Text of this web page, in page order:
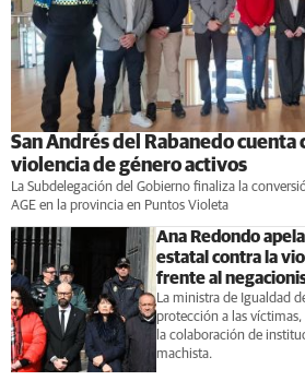
San Andrés del Rabanedo cuenta
violencia de género activos
La Subdelegación del Gobierno finaliza la
AGE en la provincia en Puntos Violeta
Ana Redondo
estatal contra la
frente al
La ministra de Igualdad
protección a las
la colaboración de
machista.